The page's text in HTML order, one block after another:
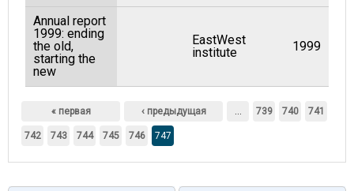
Annual report
1999: ending
the old,
starting the
new
EastWest
institute
1999
« первая ‹ предыдущая … 739 740 741
742 743 744 745 746 747